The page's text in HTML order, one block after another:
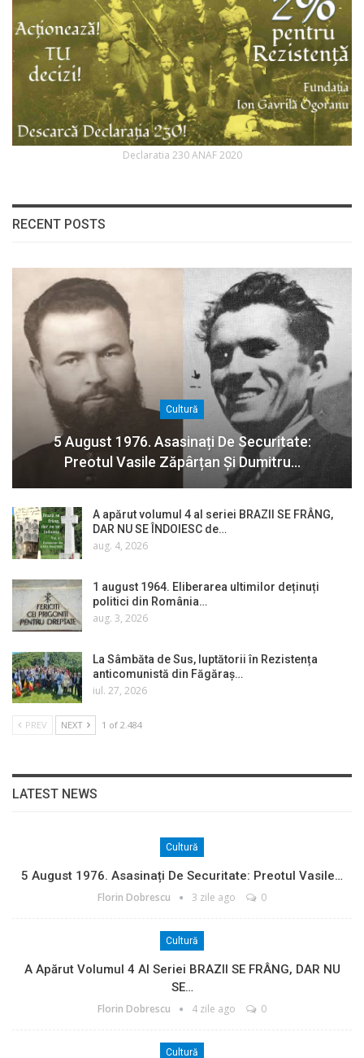
Declaratia 230 ANAF 2020
RECENT POSTS
Cultură
5 August 1976. Asasinați De Securitate:
Preotul Vasile Zăpârțan Și Dumitru…
A apărut volumul 4 al seriei BRAZII SE FRÂNG,
DAR NU SE ÎNDOIESC de…
aug. 4, 2026
1 august 1964. Eliberarea ultimilor deținuți
politici din România…
aug. 3, 2026
La Sâmbăta de Sus, luptătorii în Rezistența
anticomunistă din Făgăraș…
iul. 27, 2026
PREV NEXT 1 of 2.484
LATEST NEWS
Cultură
5 August 1976. Asasinați De Securitate: Preotul Vasile…
Florin Dobrescu 3 zile ago 0
Cultură
A Apărut Volumul 4 Al Seriei BRAZII SE FRÂNG, DAR NU
SE…
Florin Dobrescu 4 zile ago 0
Cultură